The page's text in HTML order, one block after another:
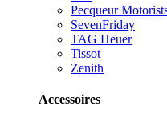
Pecqueur
SevenFriday
TAG Heuer
Tissot
Zenith
Accessoires